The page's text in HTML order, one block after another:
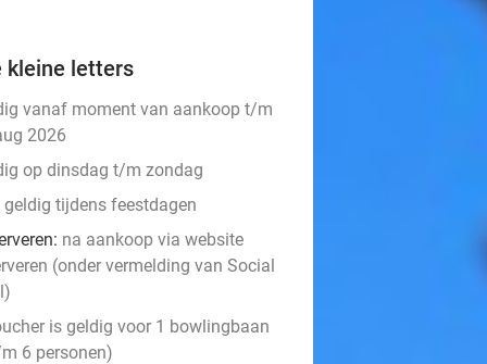
kleine letters
vanaf moment van aankoop t/m
2026
op dinsdag t/m zondag
geldig tijdens feestdagen
na aankoop via website
(onder vermelding van Social
is geldig voor 1 bowlingbaan
6 personen)